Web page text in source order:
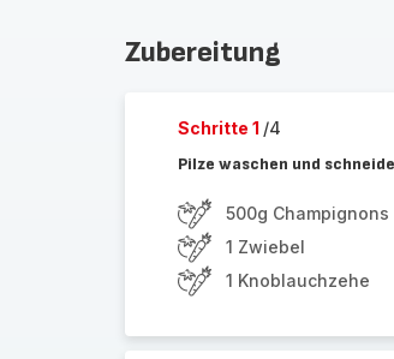
Zubereitung
Schritte 1 /4
Pilze waschen und
500g Champignons
1 Zwiebel
1 Knoblauchzehe